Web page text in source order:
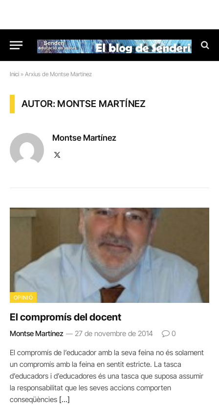
Inici » Arxius de Montse Martínez
AUTOR: MONTSE MARTÍNEZ
Montse Martínez
OPINIÓ
El compromís del docent
Montse Martínez 27 de novembre de 2014 0
El compromís de l’educador amb la seva feina no és solament
un compromís amb la feina en sentit estricte. La tasca
d’educadors i d’educadores és una tasca que suposa assumir
la responsabilitat que les seves accions comporten
conseqüències […]